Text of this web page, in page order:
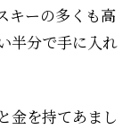
キーの多くも高
半分で手に入れ
金を持てあまし